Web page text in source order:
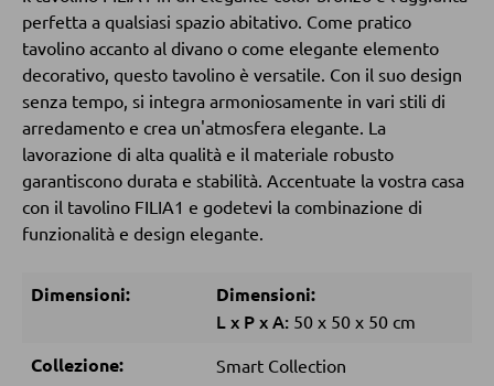
POLTRONE
Poltrone imbottite
Poltrone relax
Poltrone con schienale ad ali
Poltrone TV
Sgabelli bassi
perfetta a qualsiasi spazio abitativo. Come pratico
tavolino accanto al divano o come elegante elemento
decorativo, questo tavolino è versatile. Con il suo design
senza tempo, si integra armoniosamente in vari stili di
arredamento e crea un'atmosfera elegante. La
lavorazione di alta qualità e il materiale robusto
garantiscono durata e stabilità. Accentuate la vostra casa
con il tavolino FILIA1 e godetevi la combinazione di
funzionalità e design elegante.
Dimensioni: Dimensioni:
Lx PxA: 50 x 50 x 50 cm
Collezione: Smart Collection